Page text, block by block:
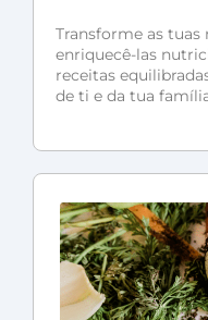
Transforme as tuas
enriquecê-las
receitas
de ti e da tua